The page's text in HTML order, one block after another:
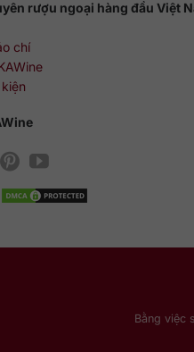
rượu ngoại hàng đầu Việt
chí
Bằng việc